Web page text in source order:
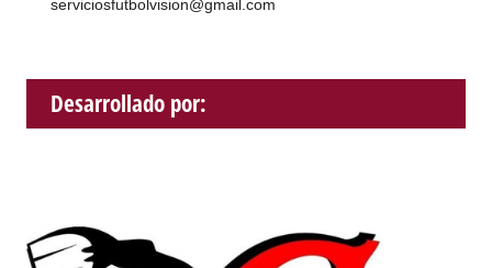
serviciosfutbolvision@gmail.com
Desarrollado por: